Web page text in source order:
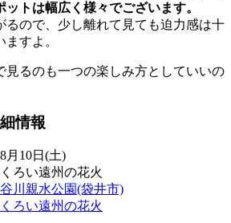
トは幅広く様々でございます。
るので、少し離れて見ても迫力感は十
すよ。
見るのも一つの楽しみ方としていいの
情報
月10日(土)
ろい遠州の花火
川親水公園(袋井市)
ろい遠州の花火